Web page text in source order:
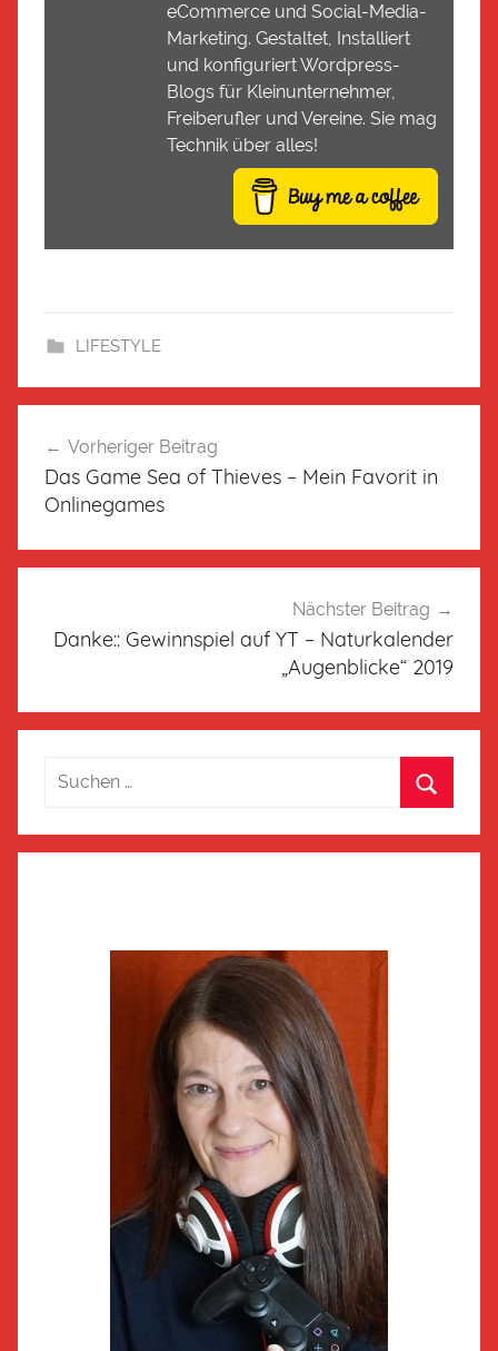
eCommerce und Social-Media-
Marketing. Gestaltet, Installiert
und konfiguriert Wordpress-
Blogs für Kleinunternehmer,
Freiberufler und Vereine. Sie mag
Technik über alles!
LIFESTYLE
Vorheriger Beitrag
Das Game Sea of Thieves – Mein Favorit in
Onlinegames
Nächster Beitrag
Danke:: Gewinnspiel auf YT – Naturkalender
„Augenblicke“ 2019